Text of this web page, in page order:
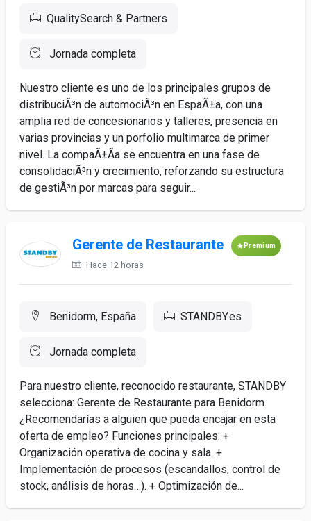
QualitySearch & Partners
Jornada completa
Nuestro cliente es uno de los principales grupos de
distribuciÃ³n de automociÃ³n en EspaÃ±a, con una
amplia red de concesionarios y talleres, presencia en
varias provincias y un porfolio multimarca de primer
nivel. La compaÃ±Ã­a se encuentra en una fase de
consolidaciÃ³n y crecimiento, reforzando su estructura
de gestiÃ³n por marcas para seguir...
Gerente de Restaurante Premium
Hace 12 horas
Benidorm, España STANDBY.es
Jornada completa
Para nuestro cliente, reconocido restaurante, STANDBY
selecciona: Gerente de Restaurante para Benidorm.
¿Recomendarías a alguien que pueda encajar en esta
oferta de empleo? Funciones principales: +
Organización operativa de cocina y sala. +
Implementación de procesos (escandallos, control de
stock, análisis de horas…). + Optimización de...